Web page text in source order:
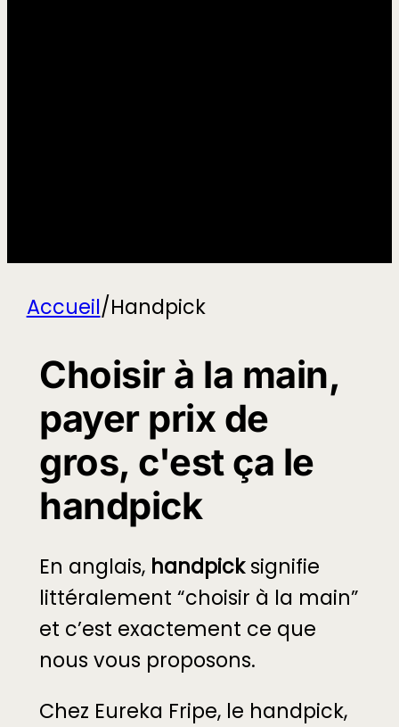
Accueil/Handpick
Choisir à la main,
payer prix de
gros, c'est ça le
handpick
En anglais, handpicksignifie
littéralement “choisir à la main”
et c’est exactement ce que
nous vous proposons.
Chez Eureka Fripe, le handpick,